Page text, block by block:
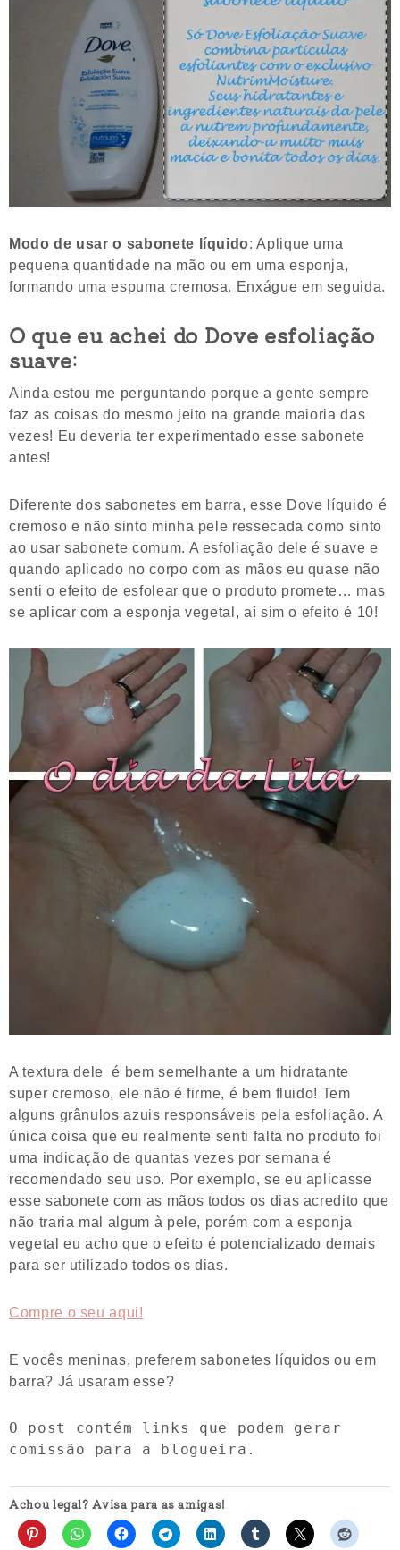
Modo de usar o sabonete líquido: Aplique uma
pequena quantidade na mão ou em uma esponja,
formando uma espuma cremosa. Enxágue em seguida.
O que eu achei do Dove esfoliação
suave:
Ainda estou me perguntando porque a gente sempre
faz as coisas do mesmo jeito na grande maioria das
vezes! Eu deveria ter experimentado esse sabonete
antes!
Diferente dos sabonetes em barra, esse Dove líquido é
cremoso e não sinto minha pele ressecada como sinto
ao usar sabonete comum. A esfoliação dele é suave e
quando aplicado no corpo com as mãos eu quase não
senti o efeito de esfolear que o produto promete… mas
se aplicar com a esponja vegetal, aí sim o efeito é 10!
A textura dele é bem semelhante a um hidratante
super cremoso, ele não é firme, é bem fluido! Tem
alguns grânulos azuis responsáveis pela esfoliação. A
única coisa que eu realmente senti falta no produto foi
uma indicação de quantas vezes por semana é
recomendado seu uso. Por exemplo, se eu aplicasse
esse sabonete com as mãos todos os dias acredito que
não traria mal algum à pele, porém com a esponja
vegetal eu acho que o efeito é potencializado demais
para ser utilizado todos os dias.
Compre o seu aqui!
E vocês meninas, preferem sabonetes líquidos ou em
barra? Já usaram esse?
O post contém links que podem gerar
comissão para a blogueira.
Achou legal? Avisa para as amigas!